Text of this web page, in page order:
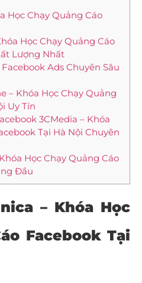
Học Chạy Quảng Cáo
Học Chạy Quảng Cáo
Lượng Nhất
Ads Chuyên Sâu
– Khóa Học Chạy Quảng
Uy Tín
3CMedia – Khóa
Tại Hà Nội Chuyên
Học Chạy Quảng Cáo
Đầu
– Khóa Học
Facebook Tại